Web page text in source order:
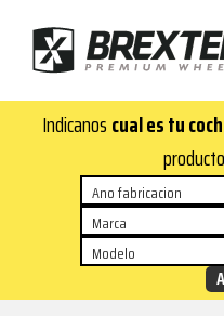
contenido
principal
de
página
Brexten
aluminio
premium
¡En
Brexten.com
encontrarás
aluminio
top!
Indicanos cual es tu